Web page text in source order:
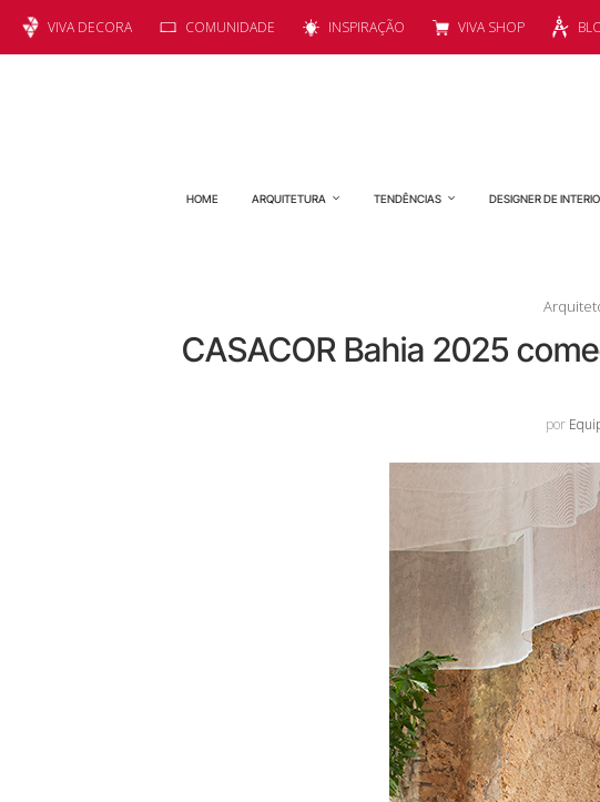
VIVA DECORA COMUNIDADE INSPIRAÇÃO VIVA SHOP
HOME ARQUITETURA TENDÊNCIAS DESIGNER DE
CASACOR Bahia 2025
por